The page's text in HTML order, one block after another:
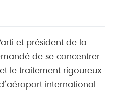
et président de la
de se concentrer
le traitement rigoureux
international